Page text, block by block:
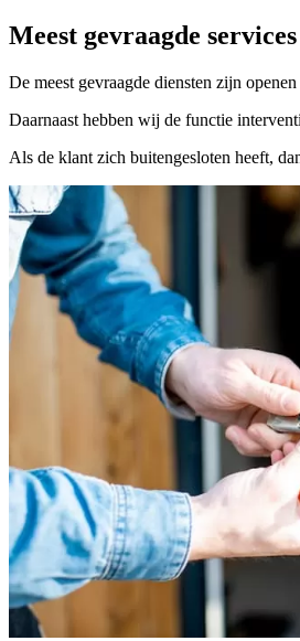
Meest gevraagde
De meest gevraagde diensten zijn
Daarnaast hebben wij de functie
Als de klant zich buitengesloten heeft,